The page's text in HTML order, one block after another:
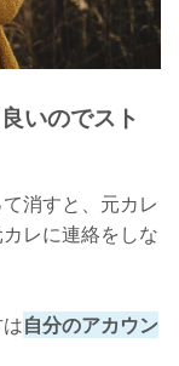
いのでスト
消すと、元カレ
レに連絡をしな
自分のアカウン